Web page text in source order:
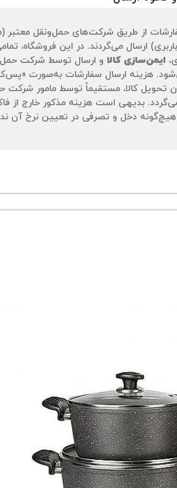
از طریق شرکت‌های حمل‌ونقل معتبر
ارسال می‌گردند. در این فروشگاه،
ایمن‌سازی کالا و ارسال توسط شرکت
هزینه ارسال سفارشات به‌صورت
تحویل کالا، مستقیماً توسط مامور شرکت
بدیهی است هزینه مذکور خارج از
دخل و تصرفی در تعیین نرخ آن